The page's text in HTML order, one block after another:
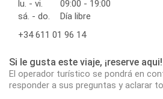
lu. - vi.
09:00 - 19:00
sá. - do.
Día libre
+34 611 01 96 14
Si le gusta este viaje, ¡reserve aqui!
El operador turístico se pondrá en
responder a sus preguntas y aclarar